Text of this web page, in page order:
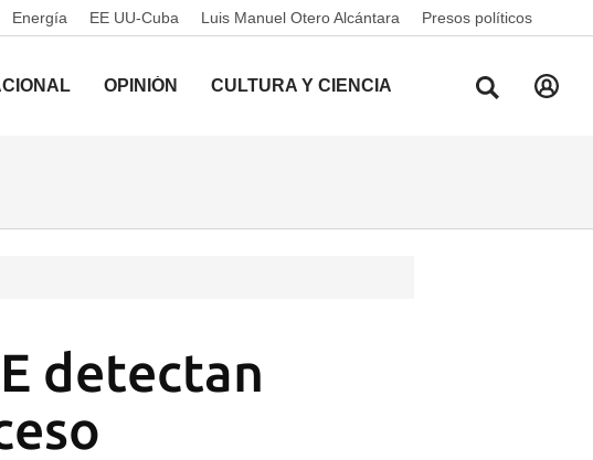
Energía EE UU-Cuba Luis Manuel Otero Alcántara Presos políticos
OPINIÓN CULTURA Y CIENCIA
detectan